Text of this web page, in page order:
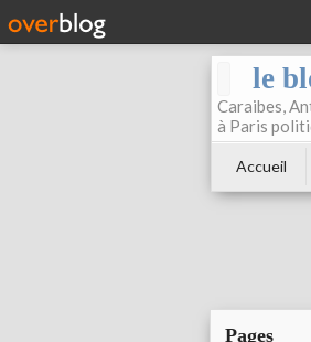
le
Caraibes,
à Paris
Accueil
Pages